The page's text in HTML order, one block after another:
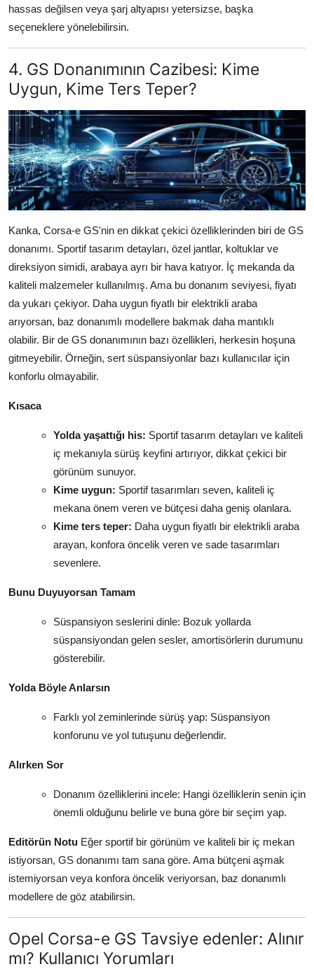
hassas değilsen veya şarj altyapısı yetersizse, başka
seçeneklere yönelebilirsin.
4. GS Donanımının Cazibesi: Kime
Uygun, Kime Ters Teper?
Kanka, Corsa-e GS'nin en dikkat çekici özelliklerinden biri de GS
donanımı. Sportif tasarım detayları, özel jantlar, koltuklar ve
direksiyon simidi, arabaya ayrı bir hava katıyor. İç mekanda da
kaliteli malzemeler kullanılmış. Ama bu donanım seviyesi, fiyatı
da yukarı çekiyor. Daha uygun fiyatlı bir elektrikli araba
arıyorsan, baz donanımlı modellere bakmak daha mantıklı
olabilir. Bir de GS donanımının bazı özellikleri, herkesin hoşuna
gitmeyebilir. Örneğin, sert süspansiyonlar bazı kullanıcılar için
konforlu olmayabilir.
Kısaca
Yolda yaşattığı his: Sportif tasarım detayları ve kaliteli
iç mekanıyla sürüş keyfini artırıyor, dikkat çekici bir
görünüm sunuyor.
Kime uygun: Sportif tasarımları seven, kaliteli iç
mekana önem veren ve bütçesi daha geniş olanlara.
Kime ters teper: Daha uygun fiyatlı bir elektrikli araba
arayan, konfora öncelik veren ve sade tasarımları
sevenlere.
Bunu Duyuyorsan Tamam
Süspansiyon seslerini dinle: Bozuk yollarda
süspansiyondan gelen sesler, amortisörlerin durumunu
gösterebilir.
Yolda Böyle Anlarsın
Farklı yol zeminlerinde sürüş yap: Süspansiyon
konforunu ve yol tutuşunu değerlendir.
Alırken Sor
Donanım özelliklerini incele: Hangi özelliklerin senin için
önemli olduğunu belirle ve buna göre bir seçim yap.
Editörün Notu Eğer sportif bir görünüm ve kaliteli bir iç mekan
istiyorsan, GS donanımı tam sana göre. Ama bütçeni aşmak
istemiyorsan veya konfora öncelik veriyorsan, baz donanımlı
modellere de göz atabilirsin.
Opel Corsa-e GS Tavsiye edenler: Alınır
mı? Kullanıcı Yorumları